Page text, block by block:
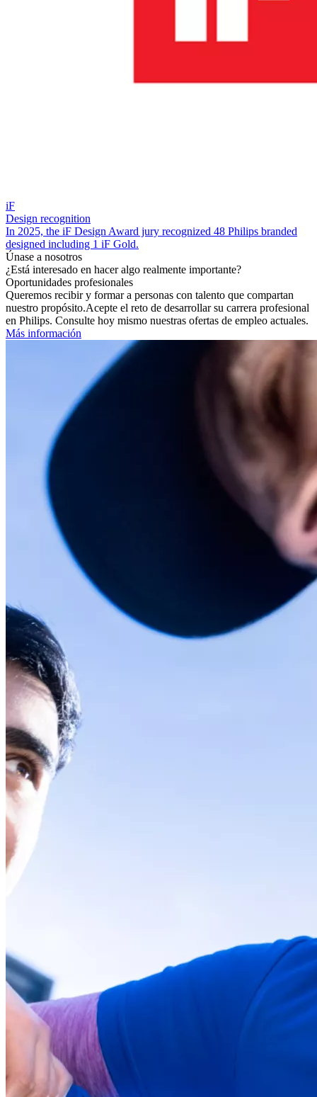
iF
Design recognition
In 2025, the iF Design Award jury recognized 48 Philips branded
designed including 1 iF Gold.
Únase a nosotros
¿Está interesado en hacer algo realmente importante?
Oportunidades profesionales
Queremos recibir y formar a personas con talento que compartan
nuestro propósito.Acepte el reto de desarrollar su carrera profesional
en Philips. Consulte hoy mismo nuestras ofertas de empleo actuales.
Más información